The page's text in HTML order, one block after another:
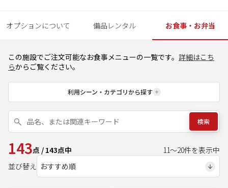
オプションについて 備品レンタル お食事・お弁当
この施設でご注文可能なお食事メニューの一覧です。 詳細はこち
らからご覧ください。
利用シーン・カテゴリから探す
検索
143点 / 143点中 11～20件を表示中
並び替え